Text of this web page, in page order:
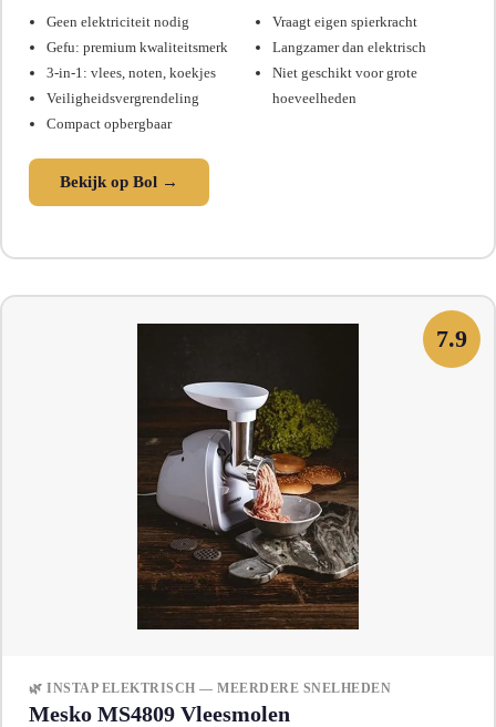
Geen elektriciteit nodig
Gefu: premium kwaliteitsmerk
3-in-1: vlees, noten, koekjes
Veiligheidsvergrendeling
Compact opbergbaar
Vraagt eigen spierkracht
Langzamer dan elektrisch
Niet geschikt voor grote
hoeveelheden
Bekijk op Bol →
7.9
🌿 INSTAP ELEKTRISCH — MEERDERE SNELHEDEN
Mesko MS4809 Vleesmolen